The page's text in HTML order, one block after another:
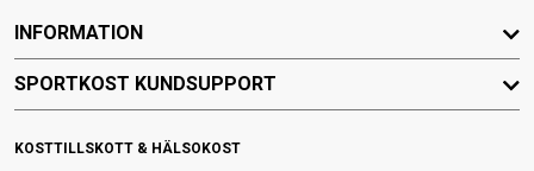
KOSTTILLSKOTT & HÄLSOKOST
INFORMATION
SPORTKOST KUNDSUPPORT